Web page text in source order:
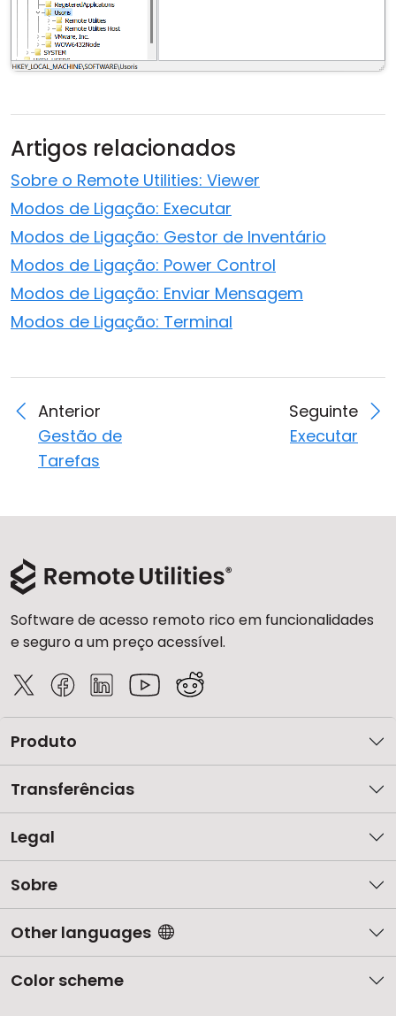
Artigos relacionados
Sobre o Remote Utilities: Viewer
Modos de Ligação: Executar
Modos de Ligação: Gestor de Inventário
Modos de Ligação: Power Control
Modos de Ligação: Enviar Mensagem
Modos de Ligação: Terminal
Anterior
Gestão de
Tarefas
Seguinte
Executar
Software de acesso remoto rico em funcionalidades
e seguro a um preço acessível.
Produto
Transferências
Legal
Sobre
Other languages
Color scheme